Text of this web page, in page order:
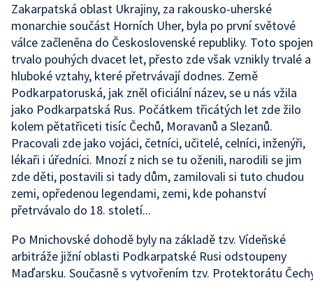
Zakarpatská oblast Ukrajiny, za rakousko-uherské
monarchie součást Horních Uher, byla po první světové
válce začleněna do Československé republiky. Toto
trvalo pouhých dvacet let, přesto zde však vznikly trvalé a
hluboké vztahy, které přetrvávají dodnes. Země
Podkarpatoruská, jak zněl oficiální název, se u nás vžila
jako Podkarpatská Rus. Počátkem třicátých let zde žilo
kolem pětatřiceti tisíc Čechů, Moravanů a Slezanů.
Pracovali zde jako vojáci, četníci, učitelé, celníci, inženýři,
lékaři i úředníci. Mnozí z nich se tu oženili, narodili se jim
zde děti, postavili si tady dům, zamilovali si tuto chudou
zemi, opředenou legendami, zemi, kde pohanství
přetrvávalo do 18. století...
Po Mnichovské dohodě byly na základě tzv. Vídeňské
arbitráže jižní oblasti Podkarpatské Rusi odstoupeny
Maďarsku. Současně s vytvořením tzv. Protektorátu